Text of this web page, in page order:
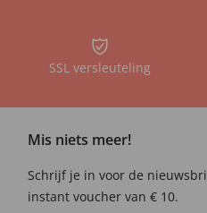
SSL versleuteling
Mis niets meer!
Schrijf je in voor de
instant voucher van € 10.